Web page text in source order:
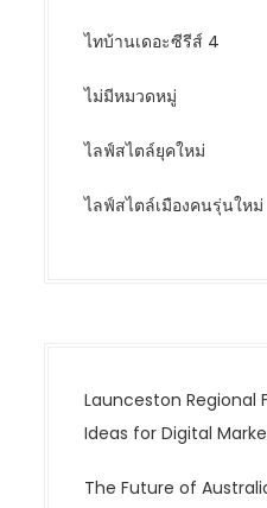
ไทบ้านเดอะซีรีส์ 4
ไม่มีหมวดหมู่
ไลฟ์สไตล์ยุคใหม่
ไลฟ์สไตล์เมืองคนรุ่นใหม่
Launceston Regional
Ideas for Digital
The Future of